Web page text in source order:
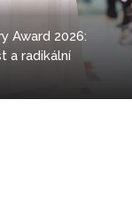
Award 2026:
a radikální